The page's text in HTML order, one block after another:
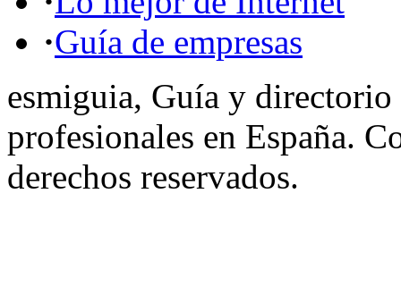
·Guía de empresas
esmiguia, Guía y directorio
profesionales en España.
derechos reservados.